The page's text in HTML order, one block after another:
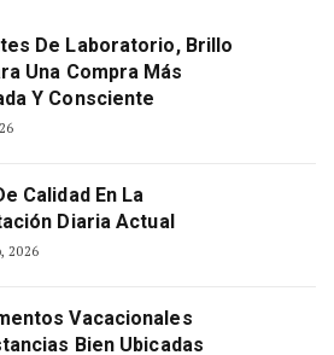
De Laboratorio, Brillo
Una Compra Más
Y Consciente
Calidad En La
Diaria Actual
2026
Vacacionales
Bien Ubicadas